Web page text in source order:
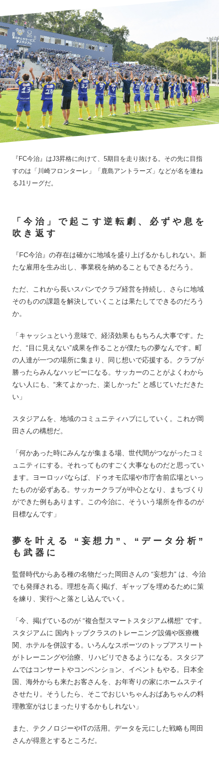
『FC今治』はJ3昇格に向けて、5期目を走り抜ける。その先に目指
すのは「川崎フロンターレ」「鹿島アントラーズ」などが名を連ね
るJ1リーグだ。
「今治」で起こす逆転劇、必ずや息を
吹き返す
『FC今治』の存在は確かに地域を盛り上げるかもしれない。新
たな雇用を生み出し、事業税を納めることもできるだろう。
ただ、これから長いスパンでクラブ経営を持続し、さらに地域
そのものの課題を解決していくことは果たしてできるのだろう
か。
「キャッシュという意味で、経済効果ももちろん大事です。た
だ、“目に見えない”成果を作ることが僕たちの夢なんです。町
の人達が一つの場所に集まり、同じ想いで応援する。クラブが
勝ったらみんなハッピーになる。サッカーのことがよくわから
ない人にも、“来てよかった、楽しかった” と感じていただきた
い」
スタジアムを、地域のコミュニティハブにしていく。これが岡
田さんの構想だ。
「何かあった時にみんなが集まる場、世代間がつながったコミ
ュニティにする。それってものすごく大事なものだと思ってい
ます。ヨーロッパならば、ドゥオモ広場や市庁舎前広場といっ
たものが必ずある。サッカークラブが中心となり、まちづくり
ができた例もあります。この今治に、そういう場所を作るのが
目標なんです」
夢を叶える “妄想力”、“データ分析”
も武器に
監督時代からある種の名物だった岡田さんの “妄想力” は、今治
でも発揮される。理想を高く掲げ、ギャップを埋めるために策
を練り、実行へと落とし込んでいく。
「今、掲げているのが “複合型スマートスタジアム構想” です。
スタジアムに 国内トップクラスのトレーニング設備や医療機
関、ホテルを併設する。いろんなスポーツのトップアスリート
がトレーニングや治療、リハビリできるようになる。スタジア
ムではコンサートやコンベンション、イベントもやる。日本全
国、海外からも来たお客さんを、お年寄りの家にホームステイ
させたり。そうしたら、そこでおじいちゃんおばあちゃんの料
理教室がはじまったりするかもしれない」
また、テクノロジーやITの活用。データを元にした戦略も岡田
さんが得意とするところだ。